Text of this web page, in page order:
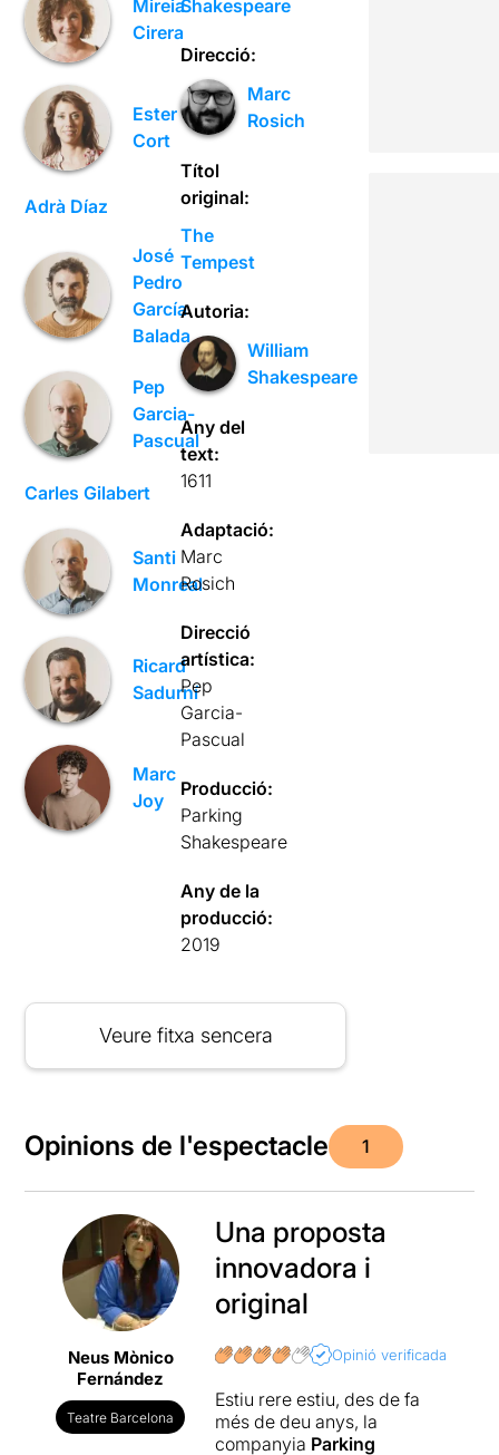
Mireia
Cirera
Ester
Cort
Adrà Díaz
José
Pedro
García
Balada
Pep
Garcia-
Pascual
Carles Gilabert
Santi
Monreal
Ricard
Sadurní
Marc
Joy
Shakespeare
Direcció:
Marc
Rosich
Títol
original:
The
Tempest
Autoria:
William
Shakespeare
Any del
text:
1611
Adaptació:
Marc
Rosich
Direcció
artística:
Pep
Garcia-
Pascual
Producció:
Parking
Shakespeare
Any de la
producció:
2019
Veure fitxa sencera
Opinions de l'espectacle 1
Neus Mònico
Fernández
Teatre Barcelona
Una proposta
innovadora i
original
Opinió verificada
Estiu rere estiu, des de fa
més de deu anys, la
companyia Parking